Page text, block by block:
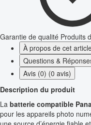
Garantie de qualité Produits
À propos de cet
Questions &
Avis (0) (0 avis)
Description du produit
La batterie compatible
pour les appareils photo